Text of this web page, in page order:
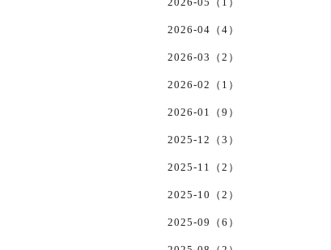
2026-04（4）
2026-03（2）
2026-02（1）
2026-01（9）
2025-12（3）
2025-11（2）
2025-10（2）
2025-09（6）